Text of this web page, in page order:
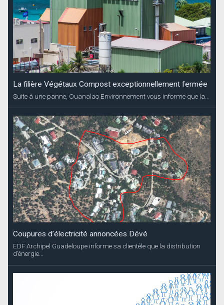
La filière Végétaux Compost exceptionnellement fermée
Suite à une panne, Ouanalao Environnement vous informe que la...
Coupures d’électricité annoncées Dévé
EDF Archipel Guadeloupe informe sa clientèle que la distribution
d’énergie...